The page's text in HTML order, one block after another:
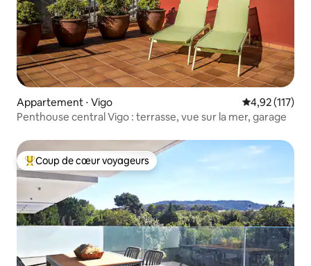
Appartement ⋅ Vigo Évaluation
4,92 (117)
Penthouse central Vigo : terrasse, vue sur la mer, garage
Coups de cœur voyageurs les plus appréciés
Coup de cœur voyageurs